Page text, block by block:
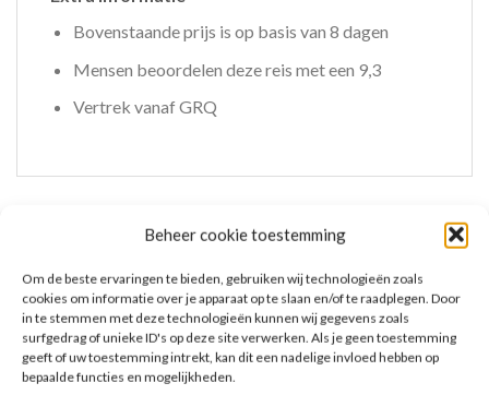
Beheer cookie toestemming
Om de beste ervaringen te bieden, gebruiken wij technologieën zoals
cookies om informatie over je apparaat op te slaan en/of te raadplegen. Door
in te stemmen met deze technologieën kunnen wij gegevens zoals
surfgedrag of unieke ID's op deze site verwerken. Als je geen toestemming
geeft of uw toestemming intrekt, kan dit een nadelige invloed hebben op
bepaalde functies en mogelijkheden.
Bovenstaande prijs is op basis van 8 dagen
Mensen beoordelen deze reis met een 9,3
Vertrek vanaf GRQ
GERELATEERDE PRODUCTEN